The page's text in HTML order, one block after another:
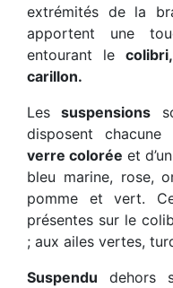
extrémités de la
apportent une
entourant lecolibri,
carillon.
Lessuspensions
disposent chacune
verre colorée et
bleu marine, rose,
pomme et vert.
présentes sur le
; aux ailes vertes,
Suspendu dehors